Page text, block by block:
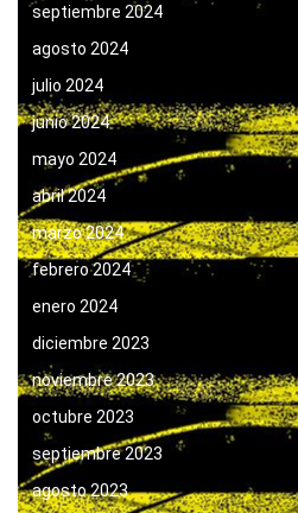
septiembre 2024
agosto 2024
julio 2024
junio 2024
mayo 2024
abril 2024
marzo 2024
febrero 2024
enero 2024
diciembre 2023
noviembre 2023
octubre 2023
septiembre 2023
agosto 2023